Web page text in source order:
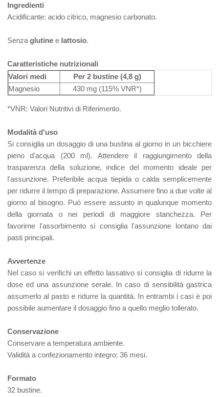
Ingredienti
Acidificante: acido citrico, magnesio carbonato.
Senza glutine e lattosio.
Caratteristiche nutrizionali
Valori medi
Per 2 bustine (4,8 g)
Magnesio
430 mg (115% VNR*)
*VNR: Valori Nutritivi di Riferimento.
Modalità d'uso
Si consiglia un dosaggio di una bustina al giorno in un bicchiere
pieno d'acqua (200 ml). Attendere il raggiungimento della
trasparenza della soluzione, indice del momento ideale per
l'assunzione. Preferibile acqua tiepida o calda semplicemente
per ridurre il tempo di preparazione. Assumere fino a due volte al
giorno al bisogno. Può essere assunto in qualunque momento
della giornata o nei periodi di maggiore stanchezza. Per
favorirne l'assorbimento si consiglia l'assunzione lontano dai
pasti principali.
Avvertenze
Nel caso si verifichi un effetto lassativo si consiglia di ridurre la
dose ed una assunzione serale. In caso di sensibilità gastrica
assumerlo al pasto e ridurre la quantità. In entrambi i casi è poi
possibile aumentare il dosaggio fino a quello meglio tollerato.
Conservazione
Conservare a temperatura ambiente.
Validità a confezionamento integro: 36 mesi.
Formato
32 bustine.